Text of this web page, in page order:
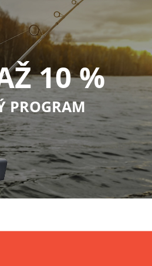
10 %
PROGRAM